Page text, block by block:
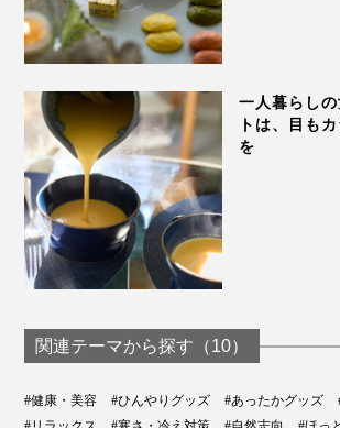
真夏の暑さ対策に、手のひらや脇の下
ーンピロー」を当てるクールダウンは
す。
冷たすぎない自然なヒンヤリ感、絶妙
一人暮らし
トは、目も
を
関連テーマから探す（10）
#健康・美容 #ひんやりグッズ #あったかグッズ